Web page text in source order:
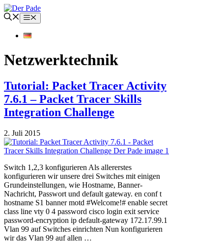
Zum
Inhalt
springen
Menü
Netzwerktechnik
Tutorial: Packet Tracer Activity
7.6.1 – Packet Tracer Skills
Integration Challenge
2. Juli 2015
Switch 1,2,3 konfigurieren Als allererstes
konfigurieren wir unsere drei Switches mit einigen
Grundeinstellungen, wie Hostname, Banner-
Nachricht, Passwort und default gateway. en conf t
hostname S1 banner motd #Welcome!# enable secret
class line vty 0 4 password cisco login exit service
password-encryption ip default-gateway 172.17.99.1
Vlan 99 auf Switches einrichten Nun konfigurieren
wir das Vlan 99 auf allen …